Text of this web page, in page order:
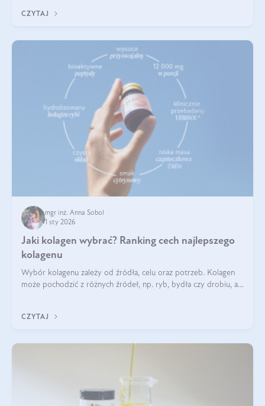
CZYTAJ
mgr inż. Anna Sobol
1 sty 2026
Jaki kolagen wybrać? Ranking cech najlepszego
kolagenu
Wybór kolagenu zależy od źródła, celu oraz potrzeb. Kolagen
może pochodzić z różnych źródeł, np. ryb, bydła czy drobiu, a
bydlęcy.
CZYTAJ